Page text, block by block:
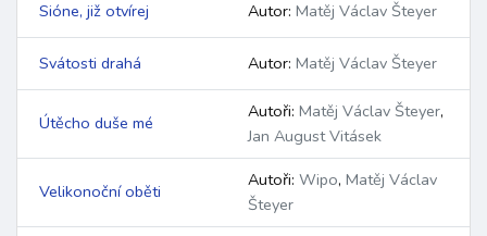
Sióne, již otvírej Autor: Matěj Václav Šteyer
Svátosti drahá Autor: Matěj Václav Šteyer
Útěcho duše mé
Autoři: Matěj Václav Šteyer,
Jan August Vitásek
Velikonoční oběti
Autoři: Wipo, Matěj Václav
Šteyer